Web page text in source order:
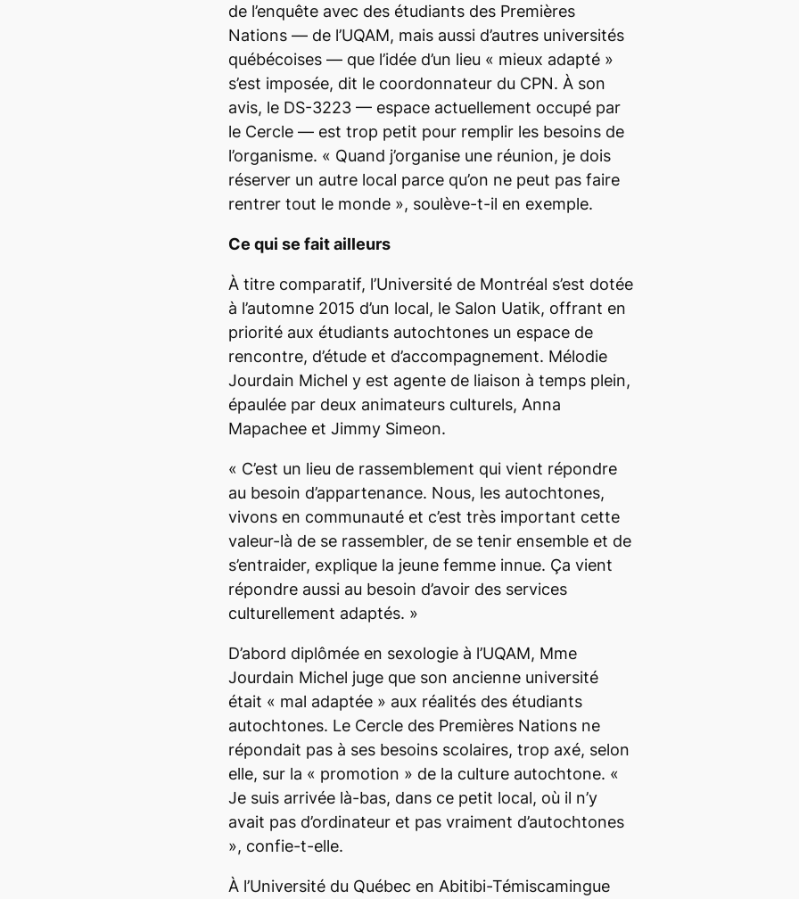
de l’enquête avec des étudiants des Premières
Nations — de l’UQAM, mais aussi d’autres universités
québécoises — que l’idée d’un lieu « mieux adapté »
s’est imposée, dit le coordonnateur du CPN. À son
avis, le DS-3223 — espace actuellement occupé par
le Cercle — est trop petit pour remplir les besoins de
l’organisme. « Quand j’organise une réunion, je dois
réserver un autre local parce qu’on ne peut pas faire
rentrer tout le monde », soulève-t-il en exemple.
Ce qui se fait ailleurs
À titre comparatif, l’Université de Montréal s’est dotée
à l’automne 2015 d’un local, le Salon Uatik, offrant en
priorité aux étudiants autochtones un espace de
rencontre, d’étude et d’accompagnement. Mélodie
Jourdain Michel y est agente de liaison à temps plein,
épaulée par deux animateurs culturels, Anna
Mapachee et Jimmy Simeon.
« C’est un lieu de rassemblement qui vient répondre
au besoin d’appartenance. Nous, les autochtones,
vivons en communauté et c’est très important cette
valeur-là de se rassembler, de se tenir ensemble et de
s’entraider, explique la jeune femme innue. Ça vient
répondre aussi au besoin d’avoir des services
culturellement adaptés. »
D’abord diplômée en sexologie à l’UQAM, Mme
Jourdain Michel juge que son ancienne université
était « mal adaptée » aux réalités des étudiants
autochtones. Le Cercle des Premières Nations ne
répondait pas à ses besoins scolaires, trop axé, selon
elle, sur la « promotion » de la culture autochtone. «
Je suis arrivée là-bas, dans ce petit local, où il n’y
avait pas d’ordinateur et pas vraiment d’autochtones
», confie-t-elle.
À l’Université du Québec en Abitibi-Témiscamingue